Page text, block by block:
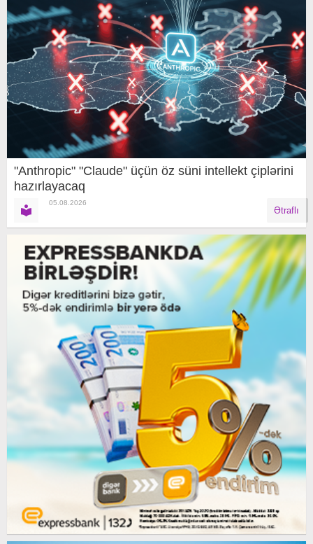
"Anthropic" "Claude" üçün öz süni intellekt çiplərini
hazırlayacaq
05.08.2026
Ətraflı